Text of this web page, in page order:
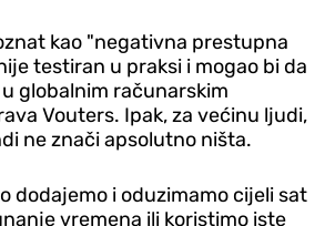
kao "negativna prestupna
testiran u praksi i mogao bi da
globalnim računarskim
Vouters. Ipak, za većinu ljudi,
ne znači apsolutno ništa.
dodajemo i oduzimamo cijeli sat
vremena ili koristimo iste